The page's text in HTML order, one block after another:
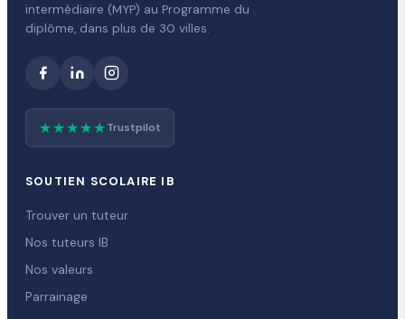
intermédiaire (MYP) au Programme du
diplôme, dans plus de 30 villes.
★★★★★Trustpilot
SOUTIEN SCOLAIRE IB
Trouver un tuteur
Nos tuteurs IB
Nos valeurs
Parrainage